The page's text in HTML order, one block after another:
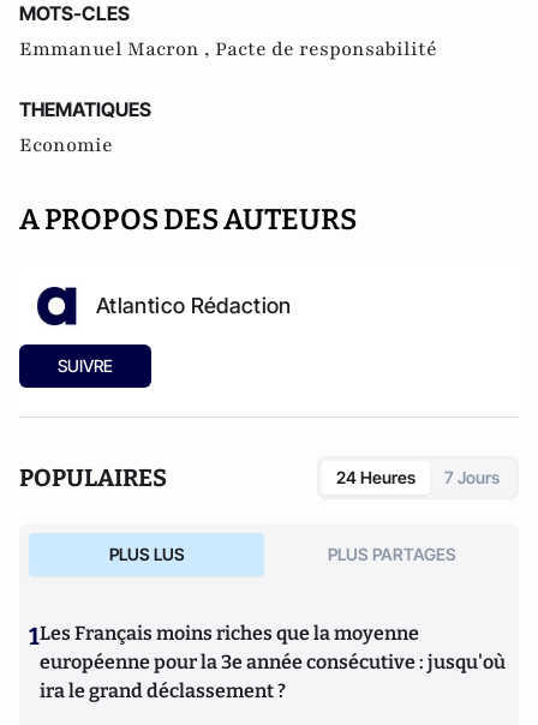
MOTS-CLES
Emmanuel Macron , Pacte de responsabilité
THEMATIQUES
Economie
A PROPOS DES AUTEURS
Atlantico Rédaction
SUIVRE
POPULAIRES 24 Heures 7 Jours
PLUS LUS PLUS PARTAGES
1Les Français moins riches que la moyenne
européenne pour la 3e année consécutive : jusqu'où
ira le grand déclassement ?